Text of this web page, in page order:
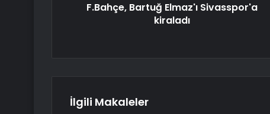
F.Bahçe, Bartuğ Elmaz'ı Sivasspor'a
kiraladı
İlgili Makaleler